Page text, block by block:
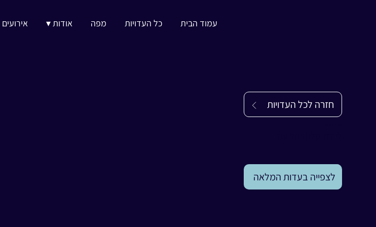
עמוד הבית כל העדויות מפה אודות ▾ אירועים
חזרה לכל העדויות
לצפייה בעדות המלאה